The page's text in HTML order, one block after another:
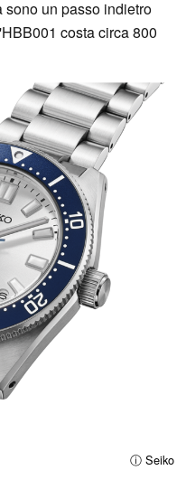
un passo indietro
costa circa 800
ⓘ Seiko